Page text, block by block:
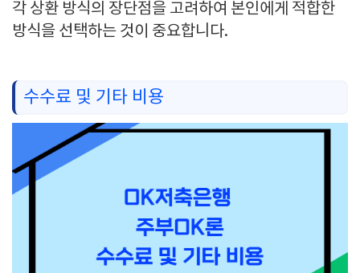
각 상환 방식의 장단점을 고려하여 본인에게 적합한
방식을 선택하는 것이 중요합니다.
수수료 및 기타 비용